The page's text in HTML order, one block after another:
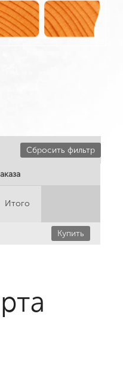
Сбросить фильтр
Итого
Купить